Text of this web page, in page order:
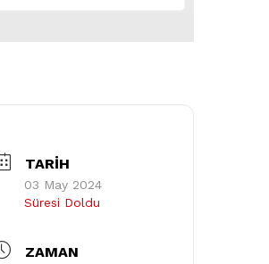
TARIH
03 May 2024
Süresi Doldu
ZAMAN